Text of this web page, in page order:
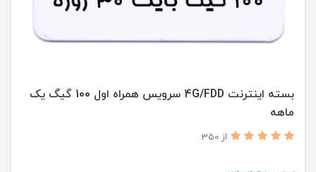
بسته اینترنت 4G/FDD سرویس همراه اول 100 گیگ یک
ماهه
از 350